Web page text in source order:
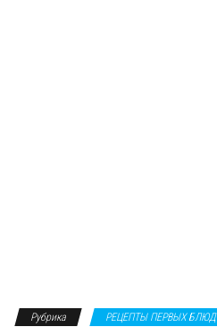
Рубрика РЕЦЕПТЫ ПЕРВЫХ БЛЮД